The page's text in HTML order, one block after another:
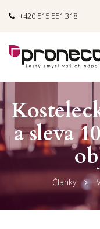
+420 515 551 318
a sleva
Články